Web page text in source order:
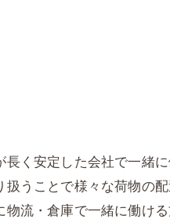
長く安定した会社で一緒
扱うことで様々な荷物の
物流・倉庫で一緒に働け